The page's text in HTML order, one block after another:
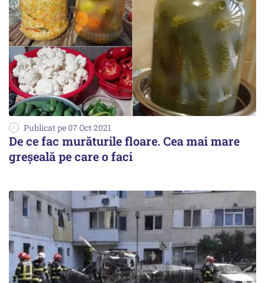
Publicat pe 07 Oct 2021
De ce fac murăturile floare. Cea mai mare
greșeală pe care o faci